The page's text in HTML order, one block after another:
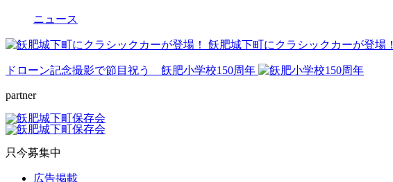
ニュース
飫肥城下町にクラシックカーが登場！
ドローン記念撮影で節目祝う 飫肥小学校150周年
partner
只今募集中
広告掲載